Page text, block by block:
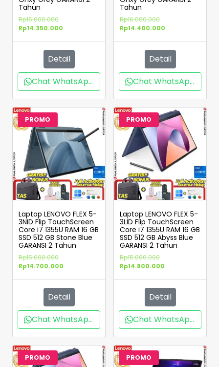
Tahun
Rp15.000.000
Rp14.350.000
Detail
Chat WhatsApp
Tahun
Rp16.000.000
Rp14.400.000
Detail
Chat WhatsApp
PROMO
Laptop LENOVO FLEX 5-
3NID Flip TouchScreen
Core i7 1355U RAM 16 GB
SSD 512 GB Stone Blue
GARANSI 2 Tahun
Rp15.000.000
Rp14.700.000
Detail
Chat WhatsApp
PROMO
Laptop LENOVO FLEX 5-
3LID Flip TouchScreen
Core i7 1355U RAM 16 GB
SSD 512 GB Abyss Blue
GARANSI 2 Tahun
Rp15.000.000
Rp14.800.000
Detail
Chat WhatsApp
PROMO PROMO